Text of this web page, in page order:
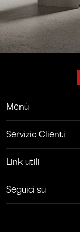
Menù
Servizio Clienti
Link utili
Seguici su